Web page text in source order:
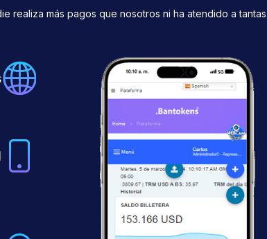
realiza más pagos que nosotros ni ha atendido a